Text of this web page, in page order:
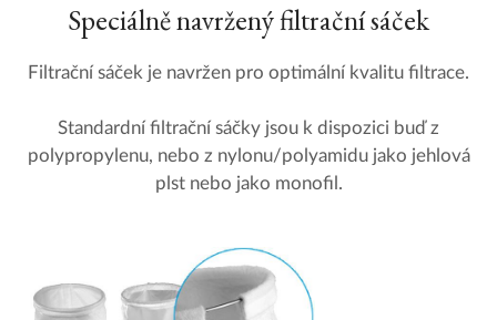
Speciálně navržený filtrační sáček
Filtrační sáček je navržen pro optimální kvalitu filtrace.
Standardní filtrační sáčky jsou k dispozici buď z
polypropylenu, nebo z nylonu/polyamidu jako jehlová
plst nebo jako monofil.